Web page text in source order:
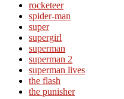
rocketeer
spider-man
super
supergirl
superman
superman 2
superman lives
the flash
the punisher